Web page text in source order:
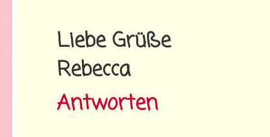
Liebe Grüße
Rebecca
Antworten